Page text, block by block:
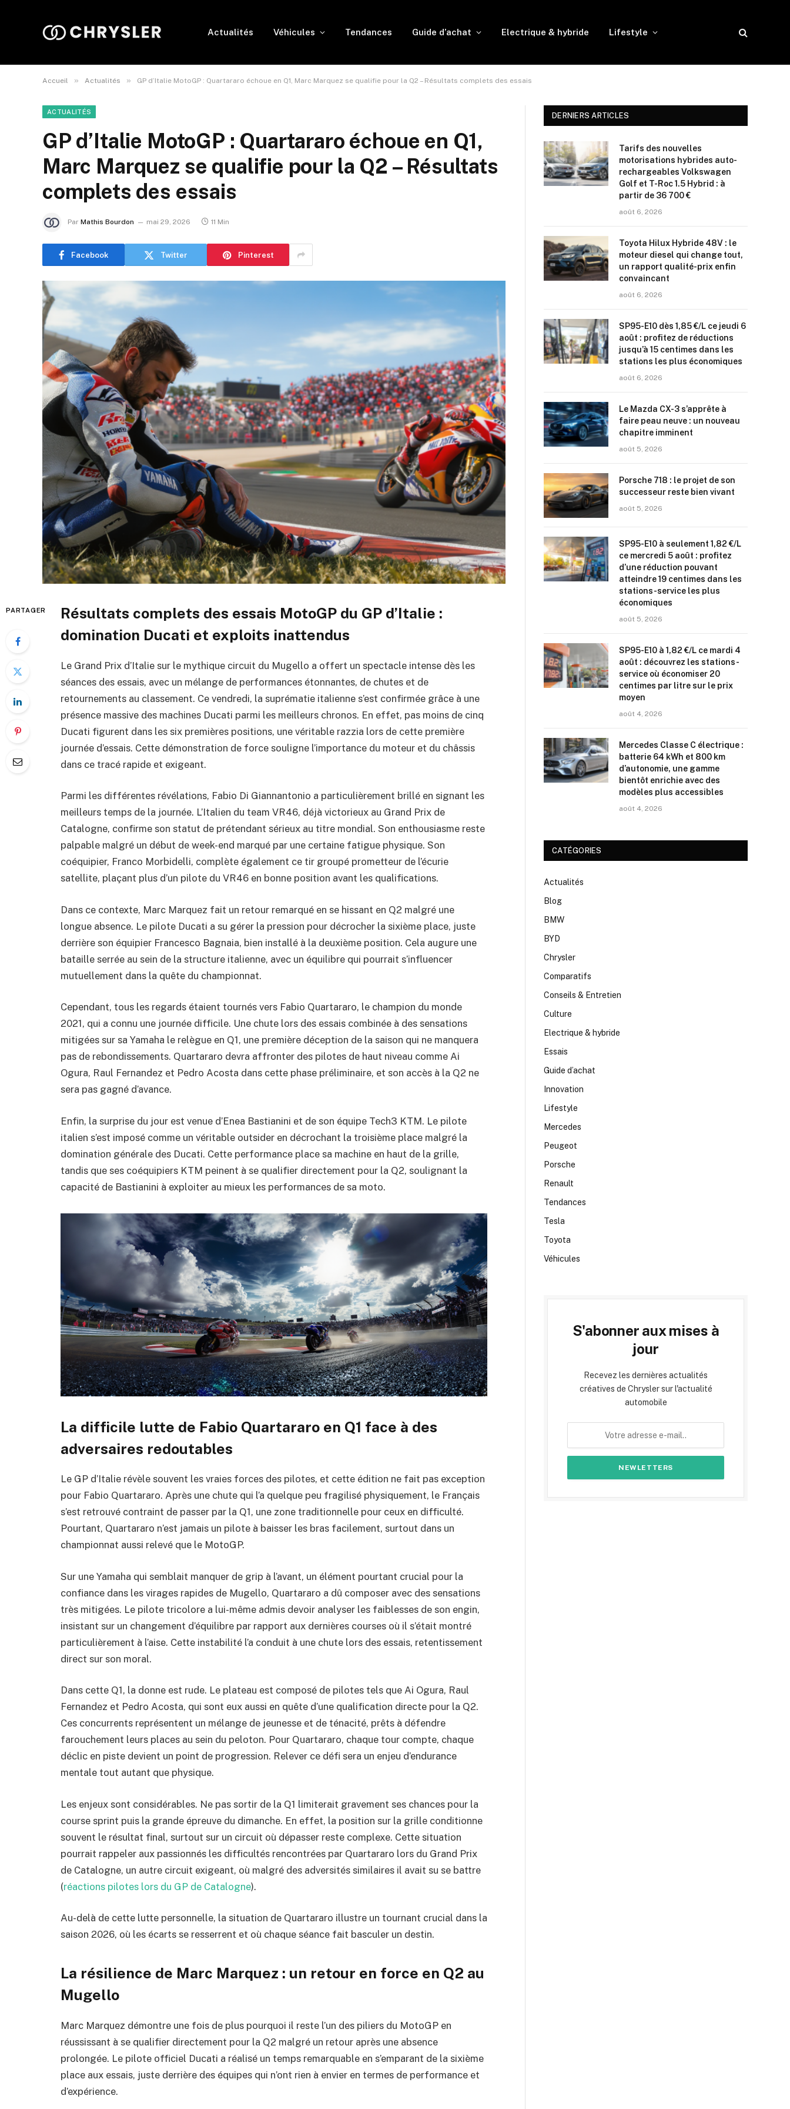
Actualités Véhicules Tendances Guide d’achat Electrique & hybride Lifestyle
Accueil » Actualités » GP d’Italie MotoGP : Quartararo échoue en Q1, Marc Marquez se qualifie pour la Q2 – Résultats complets des essais
ACTUALITÉS
GP d’Italie MotoGP : Quartararo échoue en Q1,
Marc Marquez se qualifie pour la Q2 – Résultats
complets des essais
Par Mathis Bourdon mai 29, 2026 11 Min
Facebook Twitter Pinterest
PARTAGER
Résultats complets des essais MotoGP du GP d’Italie :
domination Ducati et exploits inattendus
Le Grand Prix d’Italie sur le mythique circuit du Mugello a offert un spectacle intense dès les
séances des essais, avec un mélange de performances étonnantes, de chutes et de
retournements au classement. Ce vendredi, la suprématie italienne s’est confirmée grâce à une
présence massive des machines Ducati parmi les meilleurs chronos. En effet, pas moins de cinq
Ducati figurent dans les six premières positions, une véritable razzia lors de cette première
journée d’essais. Cette démonstration de force souligne l’importance du moteur et du châssis
dans ce tracé rapide et exigeant.
Parmi les différentes révélations, Fabio Di Giannantonio a particulièrement brillé en signant les
meilleurs temps de la journée. L’Italien du team VR46, déjà victorieux au Grand Prix de
Catalogne, confirme son statut de prétendant sérieux au titre mondial. Son enthousiasme reste
palpable malgré un début de week-end marqué par une certaine fatigue physique. Son
coéquipier, Franco Morbidelli, complète également ce tir groupé prometteur de l’écurie
satellite, plaçant plus d’un pilote du VR46 en bonne position avant les qualifications.
Dans ce contexte, Marc Marquez fait un retour remarqué en se hissant en Q2 malgré une
longue absence. Le pilote Ducati a su gérer la pression pour décrocher la sixième place, juste
derrière son équipier Francesco Bagnaia, bien installé à la deuxième position. Cela augure une
bataille serrée au sein de la structure italienne, avec un équilibre qui pourrait s’influencer
mutuellement dans la quête du championnat.
Cependant, tous les regards étaient tournés vers Fabio Quartararo, le champion du monde
2021, qui a connu une journée difficile. Une chute lors des essais combinée à des sensations
mitigées sur sa Yamaha le relègue en Q1, une première déception de la saison qui ne manquera
pas de rebondissements. Quartararo devra affronter des pilotes de haut niveau comme Ai
Ogura, Raul Fernandez et Pedro Acosta dans cette phase préliminaire, et son accès à la Q2 ne
sera pas gagné d’avance.
Enfin, la surprise du jour est venue d’Enea Bastianini et de son équipe Tech3 KTM. Le pilote
italien s’est imposé comme un véritable outsider en décrochant la troisième place malgré la
domination générale des Ducati. Cette performance place sa machine en haut de la grille,
tandis que ses coéquipiers KTM peinent à se qualifier directement pour la Q2, soulignant la
capacité de Bastianini à exploiter au mieux les performances de sa moto.
La difficile lutte de Fabio Quartararo en Q1 face à des
adversaires redoutables
Le GP d’Italie révèle souvent les vraies forces des pilotes, et cette édition ne fait pas exception
pour Fabio Quartararo. Après une chute qui l’a quelque peu fragilisé physiquement, le Français
s’est retrouvé contraint de passer par la Q1, une zone traditionnelle pour ceux en difficulté.
Pourtant, Quartararo n’est jamais un pilote à baisser les bras facilement, surtout dans un
championnat aussi relevé que le MotoGP.
Sur une Yamaha qui semblait manquer de grip à l’avant, un élément pourtant crucial pour la
confiance dans les virages rapides de Mugello, Quartararo a dû composer avec des sensations
très mitigées. Le pilote tricolore a lui-même admis devoir analyser les faiblesses de son engin,
insistant sur un changement d’équilibre par rapport aux dernières courses où il s’était montré
particulièrement à l’aise. Cette instabilité l’a conduit à une chute lors des essais, retentissement
direct sur son moral.
Dans cette Q1, la donne est rude. Le plateau est composé de pilotes tels que Ai Ogura, Raul
Fernandez et Pedro Acosta, qui sont eux aussi en quête d’une qualification directe pour la Q2.
Ces concurrents représentent un mélange de jeunesse et de ténacité, prêts à défendre
farouchement leurs places au sein du peloton. Pour Quartararo, chaque tour compte, chaque
déclic en piste devient un point de progression. Relever ce défi sera un enjeu d’endurance
mentale tout autant que physique.
Les enjeux sont considérables. Ne pas sortir de la Q1 limiterait gravement ses chances pour la
course sprint puis la grande épreuve du dimanche. En effet, la position sur la grille conditionne
souvent le résultat final, surtout sur un circuit où dépasser reste complexe. Cette situation
pourrait rappeler aux passionnés les difficultés rencontrées par Quartararo lors du Grand Prix
de Catalogne, un autre circuit exigeant, où malgré des adversités similaires il avait su se battre
(réactions pilotes lors du GP de Catalogne).
Au-delà de cette lutte personnelle, la situation de Quartararo illustre un tournant crucial dans la
saison 2026, où les écarts se resserrent et où chaque séance fait basculer un destin.
La résilience de Marc Marquez : un retour en force en Q2 au
Mugello
Marc Marquez démontre une fois de plus pourquoi il reste l’un des piliers du MotoGP en
réussissant à se qualifier directement pour la Q2 malgré un retour après une absence
prolongée. Le pilote officiel Ducati a réalisé un temps remarquable en s’emparant de la sixième
place aux essais, juste derrière des équipes qui n’ont rien à envier en termes de performance et
d’expérience.
DERNIERS ARTICLES
Tarifs des nouvelles
motorisations hybrides auto-
rechargeables Volkswagen
Golf et T-Roc 1.5 Hybrid : à
partir de 36 700 €
août 6, 2026
Toyota Hilux Hybride 48V : le
moteur diesel qui change tout,
un rapport qualité-prix enfin
convaincant
août 6, 2026
SP95-E10 dès 1,85 €/L ce jeudi 6
août : profitez de réductions
jusqu’à 15 centimes dans les
stations les plus économiques
août 6, 2026
Le Mazda CX-3 s’apprête à
faire peau neuve : un nouveau
chapitre imminent
août 5, 2026
Porsche 718 : le projet de son
successeur reste bien vivant
août 5, 2026
SP95-E10 à seulement 1,82 €/L
ce mercredi 5 août : profitez
d’une réduction pouvant
atteindre 19 centimes dans les
stations-service les plus
économiques
août 5, 2026
SP95-E10 à 1,82 €/L ce mardi 4
août : découvrez les stations-
service où économiser 20
centimes par litre sur le prix
moyen
août 4, 2026
Mercedes Classe C électrique :
batterie 64 kWh et 800 km
d’autonomie, une gamme
bientôt enrichie avec des
modèles plus accessibles
août 4, 2026
CATÉGORIES
Actualités
Blog
BMW
BYD
Chrysler
Comparatifs
Conseils & Entretien
Culture
Electrique & hybride
Essais
Guide d’achat
Innovation
Lifestyle
Mercedes
Peugeot
Porsche
Renault
Tendances
Tesla
Toyota
Véhicules
S'abonner aux mises à
jour
Recevez les dernières actualités
créatives de Chrysler sur l'actualité
automobile